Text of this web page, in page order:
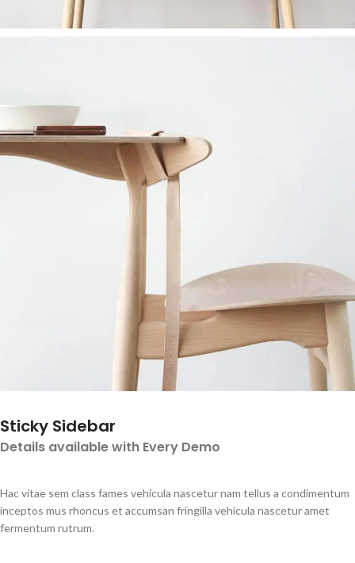
Sticky Sidebar
Details available with Every Demo
Hac vitae sem class fames vehicula nascetur nam tellus a condimentum
inceptos mus rhoncus et accumsan fringilla vehicula nascetur amet
fermentum rutrum.